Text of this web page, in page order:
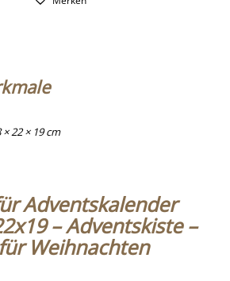
× 22 × 19 cm
Adventskalender
– Adventskiste –
Weihnachten